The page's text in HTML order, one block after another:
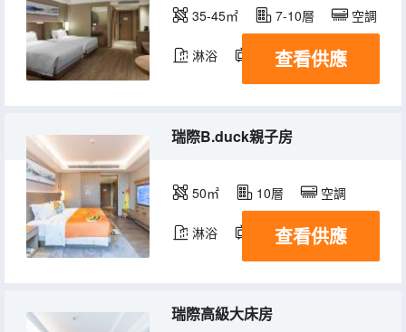
35-45㎡ 7-10層 空調
淋浴 電視機
查看供應
瑞際B.duck親子房
50㎡ 10層 空調
淋浴 電視機
查看供應
瑞際高級大床房